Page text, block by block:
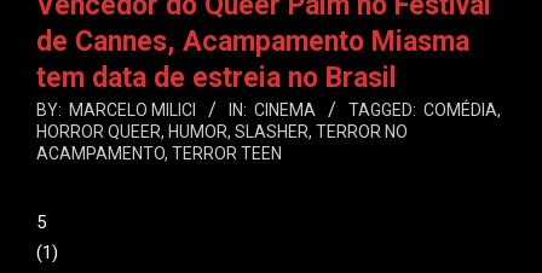
de Cannes, Acampamento Miasma
tem data de estreia no Brasil
BY: MARCELO MILICI IN: CINEMA TAGGED: COMÉDIA,
HORROR QUEER, HUMOR, SLASHER, TERROR NO
ACAMPAMENTO, TERROR TEEN
5
(1)